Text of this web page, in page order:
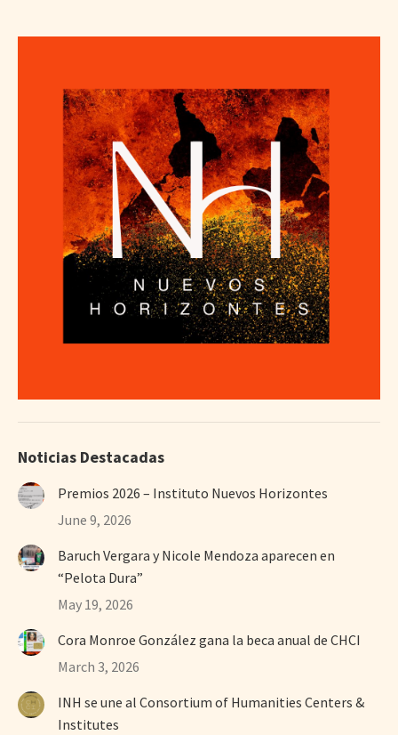
Noticias Destacadas
Premios 2026 – Instituto Nuevos Horizontes
June 9, 2026
Baruch Vergara y Nicole Mendoza aparecen en
“Pelota Dura”
May 19, 2026
Cora Monroe González gana la beca anual de CHCI
March 3, 2026
INH se une al Consortium of Humanities Centers &
Institutes